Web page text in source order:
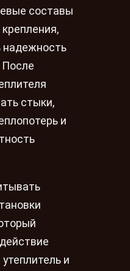
составы
надежность
После
стыки,
и
и